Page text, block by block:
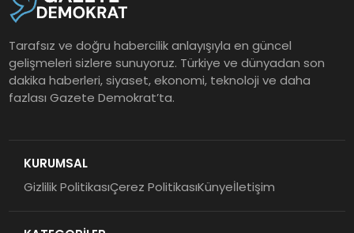
Tarafsız ve doğru habercilik anlayışıyla en güncel
gelişmeleri sizlere sunuyoruz. Türkiye ve dünyadan son
dakika haberleri, siyaset, ekonomi, teknoloji ve daha
fazlası Gazete Demokrat’ta.
KURUMSAL
Gizlilik PolitikasıÇerez PolitikasıKünyeİletişim